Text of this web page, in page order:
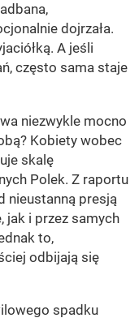
dojrzała.
A jeśli
często sama staje
niezwykle mocno
Kobiety wobec
skalę
Polek. Z raportu
nieustanną presją
jak i przez samych
to,
odbijają się
spadku